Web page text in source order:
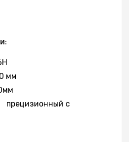
мм
прецизионный с